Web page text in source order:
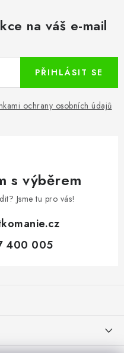
na váš e-mail
ochrany osobních údajů
PŘIHLÁSIT SE
s výběrem
Jsme tu pro vás!
400 005